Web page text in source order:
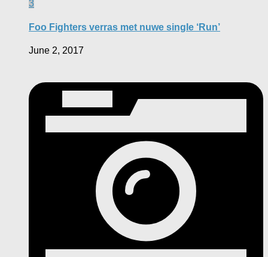
3
Foo Fighters verras met nuwe single ‘Run’
June 2, 2017